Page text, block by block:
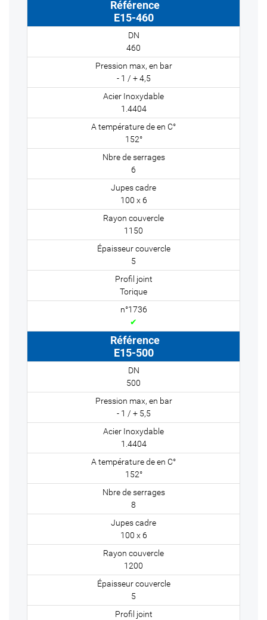
E15-460
460
- 1 / + 4,5
1.4404
152°
6
100 x 6
1150
5
Torique
✔
E15-500
500
- 1 / + 5,5
1.4404
152°
8
100 x 6
1200
5